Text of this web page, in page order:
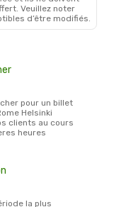
Veuillez noter
d’être modifiés.
Helsinki
clients au cours
heures